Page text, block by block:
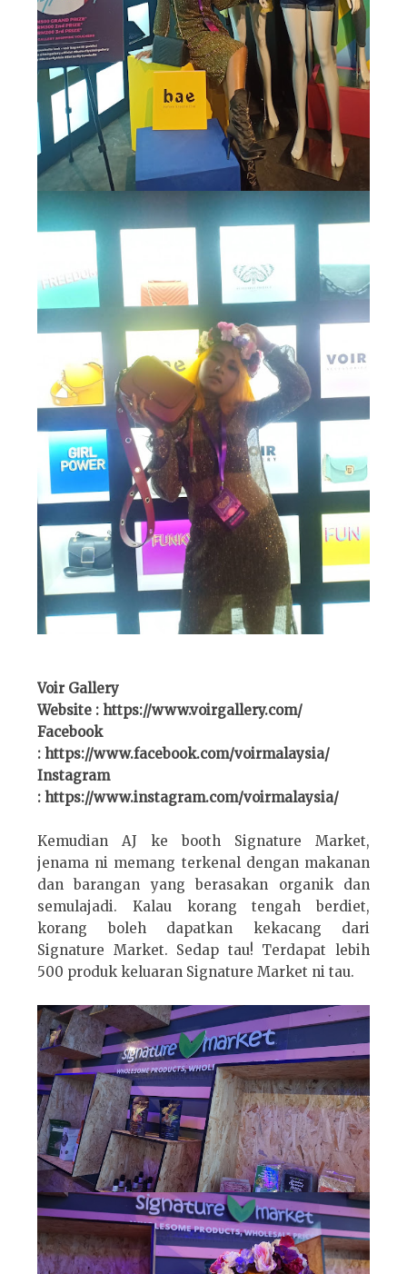
Voir Gallery
Website : https://www.voirgallery.com/
Facebook
: https://www.facebook.com/voirmalaysia/
Instagram
: https://www.instagram.com/voirmalaysia/
Kemudian AJ ke booth Signature Market,
jenama ni memang terkenal dengan makanan
dan barangan yang berasakan organik dan
semulajadi. Kalau korang tengah berdiet,
korang boleh dapatkan kekacang dari
Signature Market. Sedap tau! Terdapat lebih
500 produk keluaran Signature Market ni tau.